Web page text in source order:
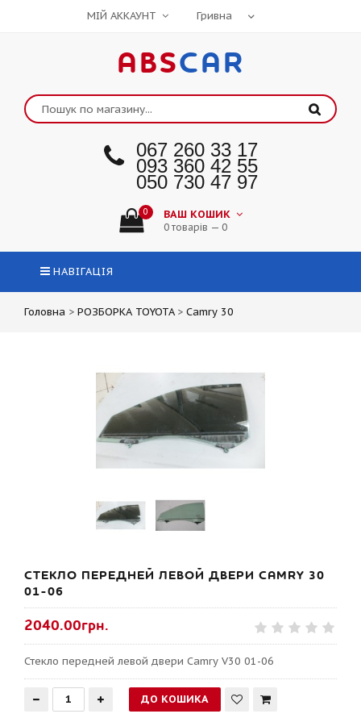
МІЙ АККАУНТ
ABSCAR
067 260 33 17
093 360 42 55
050 730 47 97
0 ВАШ КОШИК
0 товарів — 0
НАВІГАЦІЯ
Головна > РОЗБОРКА TOYOTA > Camry 30
СТЕКЛО ПЕРЕДНЕЙ ЛЕВОЙ ДВЕРИ CAMRY 30
01-06
2040.00грн.
Стекло передней левой двери Camry V30 01-06